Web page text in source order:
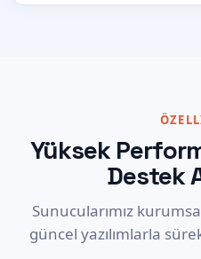
Yüksek
Destek
Sunucularımız
güncel yazılımlarla